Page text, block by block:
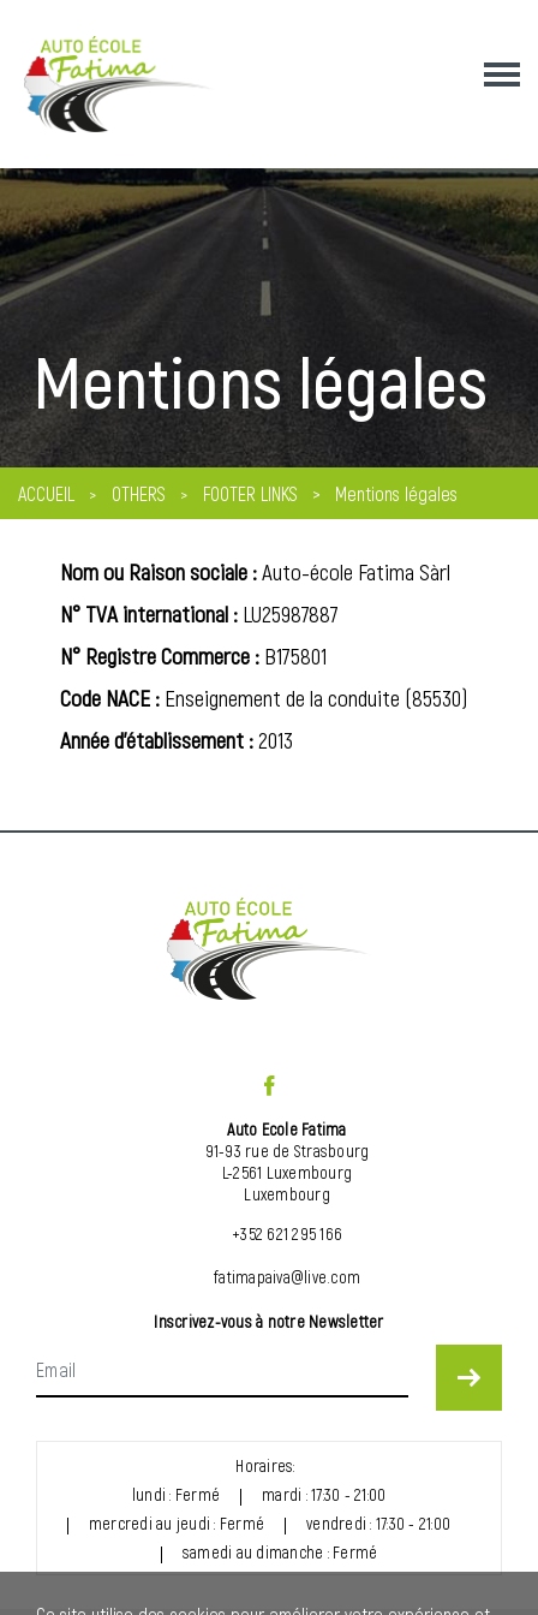
Mentions légales
ACCUEIL OTHERS FOOTER LINKS Mentions légales
Nom ou Raison sociale :Auto-école Fatima Sàrl
N° TVA international : LU25987887
N° Registre Commerce : B175801
Code NACE : Enseignement de la conduite (85530)
Année d’établissement : 2013
Auto Ecole Fatima
91-93 rue de Strasbourg
L-2561 Luxembourg
Luxembourg
+352 621 295 166
fatimapaiva@live.com
Inscrivez-vous à notre Newsletter
Horaires:
lundi : Fermé
mardi : 17:30 - 21:00
mercredi au jeudi : Fermé
vendredi : 17:30 - 21:00
samedi au dimanche : Fermé